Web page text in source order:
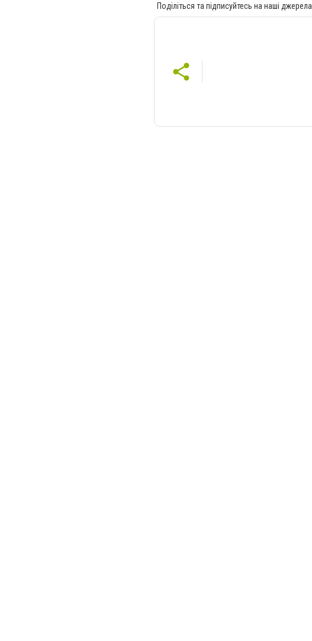
Поділіться та підписуйтесь на наші джерела